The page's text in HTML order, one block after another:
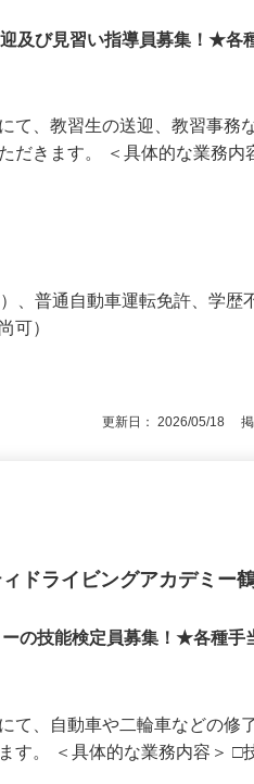
及び見習い指導員募集！★各
て、教習生の送迎、教習事務
だきます。 ＜具体的な業務
）、普通自動車運転免許、学歴
可）
ドライビングアカデミー
の技能検定員募集！★各種手
て、自動車や二輪車などの修
す。 ＜具体的な業務内容＞ □